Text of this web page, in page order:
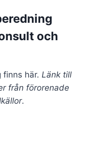
och
finns här. Länk till
från förorenade
.